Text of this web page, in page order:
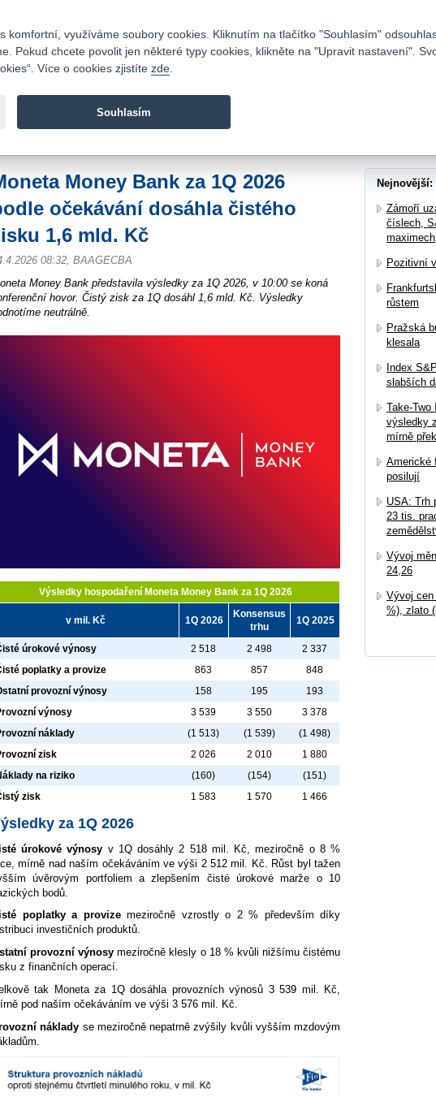
Fio banka je moderní česká banka. Poskytuje účty bez poplatků a
Money Bank za 1Q 2026
očekávání dosáhla čistého
1,6 mld. Kč
08:32, BAAGECBA
Money Bank představila výsledky za 1Q 2026, v 10:00 se koná
hovor. Čistý zisk za 1Q dosáhl 1,6 mld. Kč. Výsledky
neutrálně.
Výsledky hospodaření Moneta Money Bank za 1Q 2026
v mil. Kč 1Q 2026
Konsensus
trhu
1Q 2025
úrokové výnosy 2 518 2 498
2 337
poplatky a provize
863 857
848
provozní výnosy
158 195
193
výnosy
3 539 3 550
3 378
náklady
(1 513) (1 539)
(1 498)
zisk
2 026 2 010
1 880
na riziko
(160) (154)
(151)
zisk
1 583 1 570 1 466
za 1Q 2026
úrokové výnosy v 1Q dosáhly 2 518 mil. Kč, meziročně o 8 %
mírně nad naším očekáváním ve výši 2 512 mil. Kč. Růst byl tažen
úvěrovým portfoliem a zlepšením čisté úrokové marže o 10
bodů.
poplatky a provize meziročně vzrostly o 2 % především díky
investičních produktů.
provozní výnosy meziročně klesly o 18 % kvůli nižšímu čistému
z finančních operací.
tak Moneta za 1Q dosáhla provozních výnosů 3 539 mil. Kč,
pod naším očekáváním ve výši 3 576 mil. Kč.
náklady se meziročně nepatrně zvýšily kvůli vyšším mzdovým
Nejnovější:
Zámoří
číslech,
maximech
Pozitivní
růstem
Pražská
klesala
Index
slabších
Take-Two
výsledky
mírně
Americké
posilují
USA: Trh
23 tis.
Vývoj
24,26
Vývoj
%), zlato
komfortní, využíváme soubory cookies. Kliknutím na tlačítko "Souhlasím"
Pokud chcete povolit jen některé typy cookies, klikněte na "Upravit nastavení".
Více o cookies zjistíte zde
Souhlasím